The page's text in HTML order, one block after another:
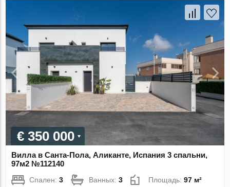
€ 350 000
Вилла в Санта-Пола, Аликанте, Испания 3 спальни,
97м2 №112140
Спален:3 Ванных:3 Площадь:97 м²